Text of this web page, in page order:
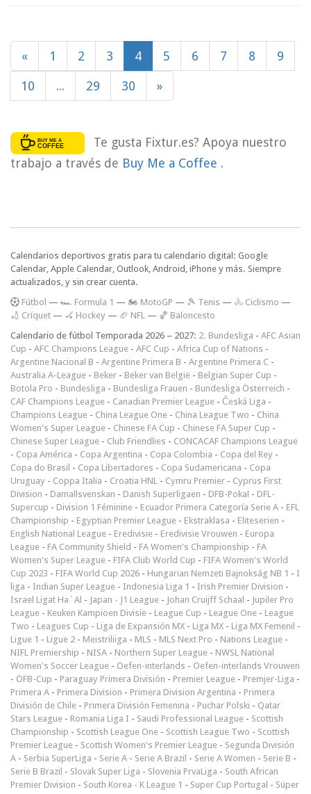
« 1 2 3 4 5 6 7 8 9
10 ... 29 30 »
Te gusta Fixtur.es? Apoya nuestro
trabajo a través de Buy Me a Coffee .
Calendarios deportivos gratis para tu calendario digital: Google
Calendar, Apple Calendar, Outlook, Android, iPhone y más. Siempre
actualizados, y sin crear cuenta.
Fútbol — 🏎️ Formula 1 — 🏍 MotoGP — 🎾 Tenis — 🚴 Ciclismo —
🏏 Críquet — 🏑 Hockey — 🏈 NFL — 🏀 Baloncesto
Calendario de fútbol Temporada 2026 – 2027: 2. Bundesliga - AFC Asian
Cup - AFC Champions League - AFC Cup - Africa Cup of Nations -
Argentine Nacional B - Argentine Primera B - Argentine Primera C -
Australia A-League - Beker - Beker van België - Belgian Super Cup -
Botola Pro - Bundesliga - Bundesliga Frauen - Bundesliga Österreich -
CAF Champions League - Canadian Premier League - Česká Liga -
Champions League - China League One - China League Two - China
Women's Super League - Chinese FA Cup - Chinese FA Super Cup -
Chinese Super League - Club Friendlies - CONCACAF Champions League
- Copa América - Copa Argentina - Copa Colombia - Copa del Rey -
Copa do Brasil - Copa Libertadores - Copa Sudamericana - Copa
Uruguay - Coppa Italia - Croatia HNL - Cymru Premier - Cyprus First
Division - Damallsvenskan - Danish Superligaen - DFB-Pokal - DFL-
Supercup - Division 1 Féminine - Ecuador Primera Categoría Serie A - EFL
Championship - Egyptian Premier League - Ekstraklasa - Eliteserien -
English National League - Eredivisie - Eredivisie Vrouwen - Europa
League - FA Community Shield - FA Women's Championship - FA
Women's Super League - FIFA Club World Cup - FIFA Women's World
Cup 2023 - FIFA World Cup 2026 - Hungarian Nemzeti Bajnokság NB 1 - I
liga - Indian Super League - Indonesia Liga 1 - Irish Premier Division -
Israel Ligat Ha`Al - Japan - J1 League - Johan Cruijff Schaal - Jupiler Pro
League - Keuken Kampioen Divisie - League Cup - League One - League
Two - Leagues Cup - Liga de Expansión MX - Liga MX - Liga MX Femenil -
Ligue 1 - Ligue 2 - Meistriliiga - MLS - MLS Next Pro - Nations League -
NIFL Premiership - NISA - Northern Super League - NWSL National
Women's Soccer League - Oefen-interlands - Oefen-interlands Vrouwen
- ÖFB-Cup - Paraguay Primera División - Premier League - Premjer-Liga -
Primera A - Primera Division - Primera Division Argentina - Primera
División de Chile - Primera División Femenina - Puchar Polski - Qatar
Stars League - Romania Liga I - Saudi Professional League - Scottish
Championship - Scottish League One - Scottish League Two - Scottish
Premier League - Scottish Women's Premier League - Segunda División
A - Serbia SuperLiga - Serie A - Serie A Brazil - Serie A Women - Serie B -
Serie B Brazil - Slovak Super Liga - Slovenia PrvaLiga - South African
Premier Division - South Korea - K League 1 - Super Cup Portugal - Süper